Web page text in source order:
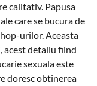
calitativ. Papusa
care se bucura de
urilor. Aceasta
acest detaliu fiind
sexuala este
doresc obtinerea